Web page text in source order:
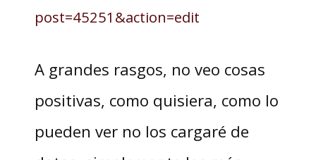
post=45251&action=edit
A grandes rasgos, no veo cosas
positivas, como quisiera, como lo
pueden ver no los cargaré de